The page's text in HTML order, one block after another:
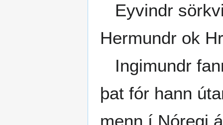
Eyvindr
Hermundr ok
Ingimundr
þat fór hann
menn í Nóregi